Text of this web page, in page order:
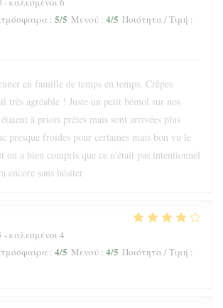
: 5/5 Μενού : 4/5 Ποιότητα / Τιμή :
en famille de temps en temps. Crêpes
très agréable ! Juste un petit bémol sur nos
à priori prêtes mais sont arrivées plus
presque froides pour certaines mais bon vu le
on a bien compris que ce n'était pas intentionnel
encore sans hésiter
- καλεσμένοι 4
: 4/5 Μενού : 4/5 Ποιότητα / Τιμή :